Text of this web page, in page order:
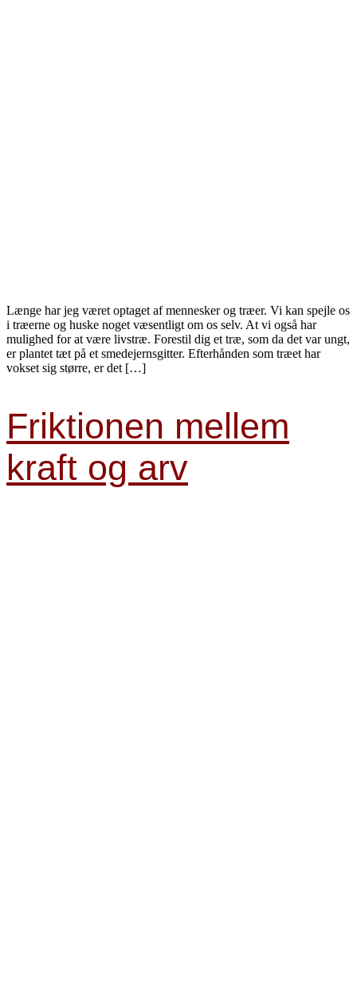
Længe har jeg været optaget af mennesker og træer. Vi kan spejle os
i træerne og huske noget væsentligt om os selv. At vi også har
mulighed for at være livstræ. Forestil dig et træ, som da det var ungt,
er plantet tæt på et smedejernsgitter. Efterhånden som træet har
vokset sig større, er det […]
Friktionen mellem
kraft og arv